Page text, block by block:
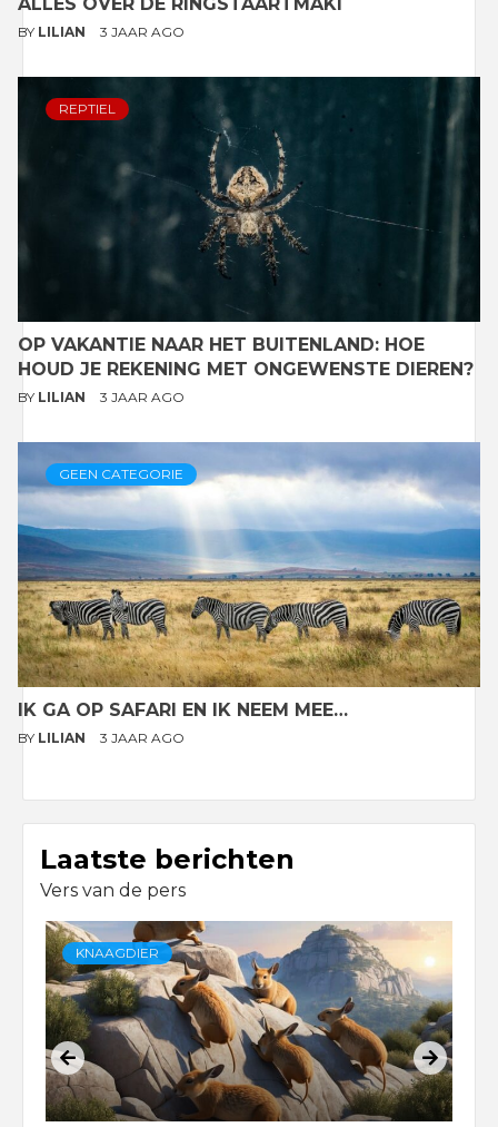
BY LILIAN 3 JAAR AGO
REPTIEL
OP VAKANTIE NAAR HET BUITENLAND: HOE
HOUD JE REKENING MET ONGEWENSTE DIEREN?
BY LILIAN 3 JAAR AGO
GEEN CATEGORIE
IK GA OP SAFARI EN IK NEEM MEE…
BY LILIAN 3 JAAR AGO
Laatste berichten
Vers van de pers
KNAAGDIER